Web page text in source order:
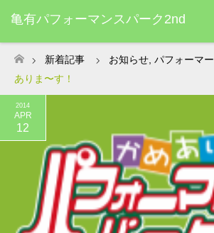
亀有パフォーマンスパーク2nd
ホーム
新着記事 お知らせ パフォーマー
ありま〜す！
2014
APR
12